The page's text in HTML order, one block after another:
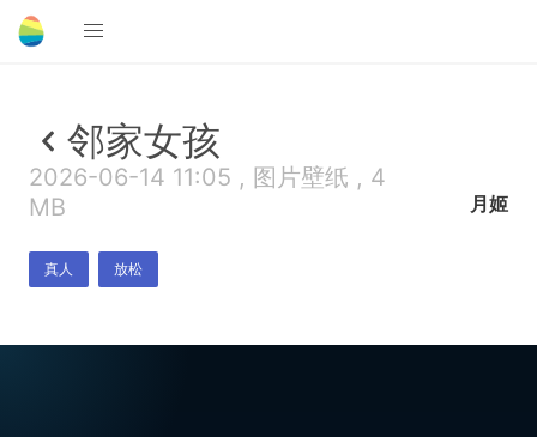
邻家女孩
2026-06-14 11:05 , 图片壁纸 , 4
MB
真人 放松
月姬